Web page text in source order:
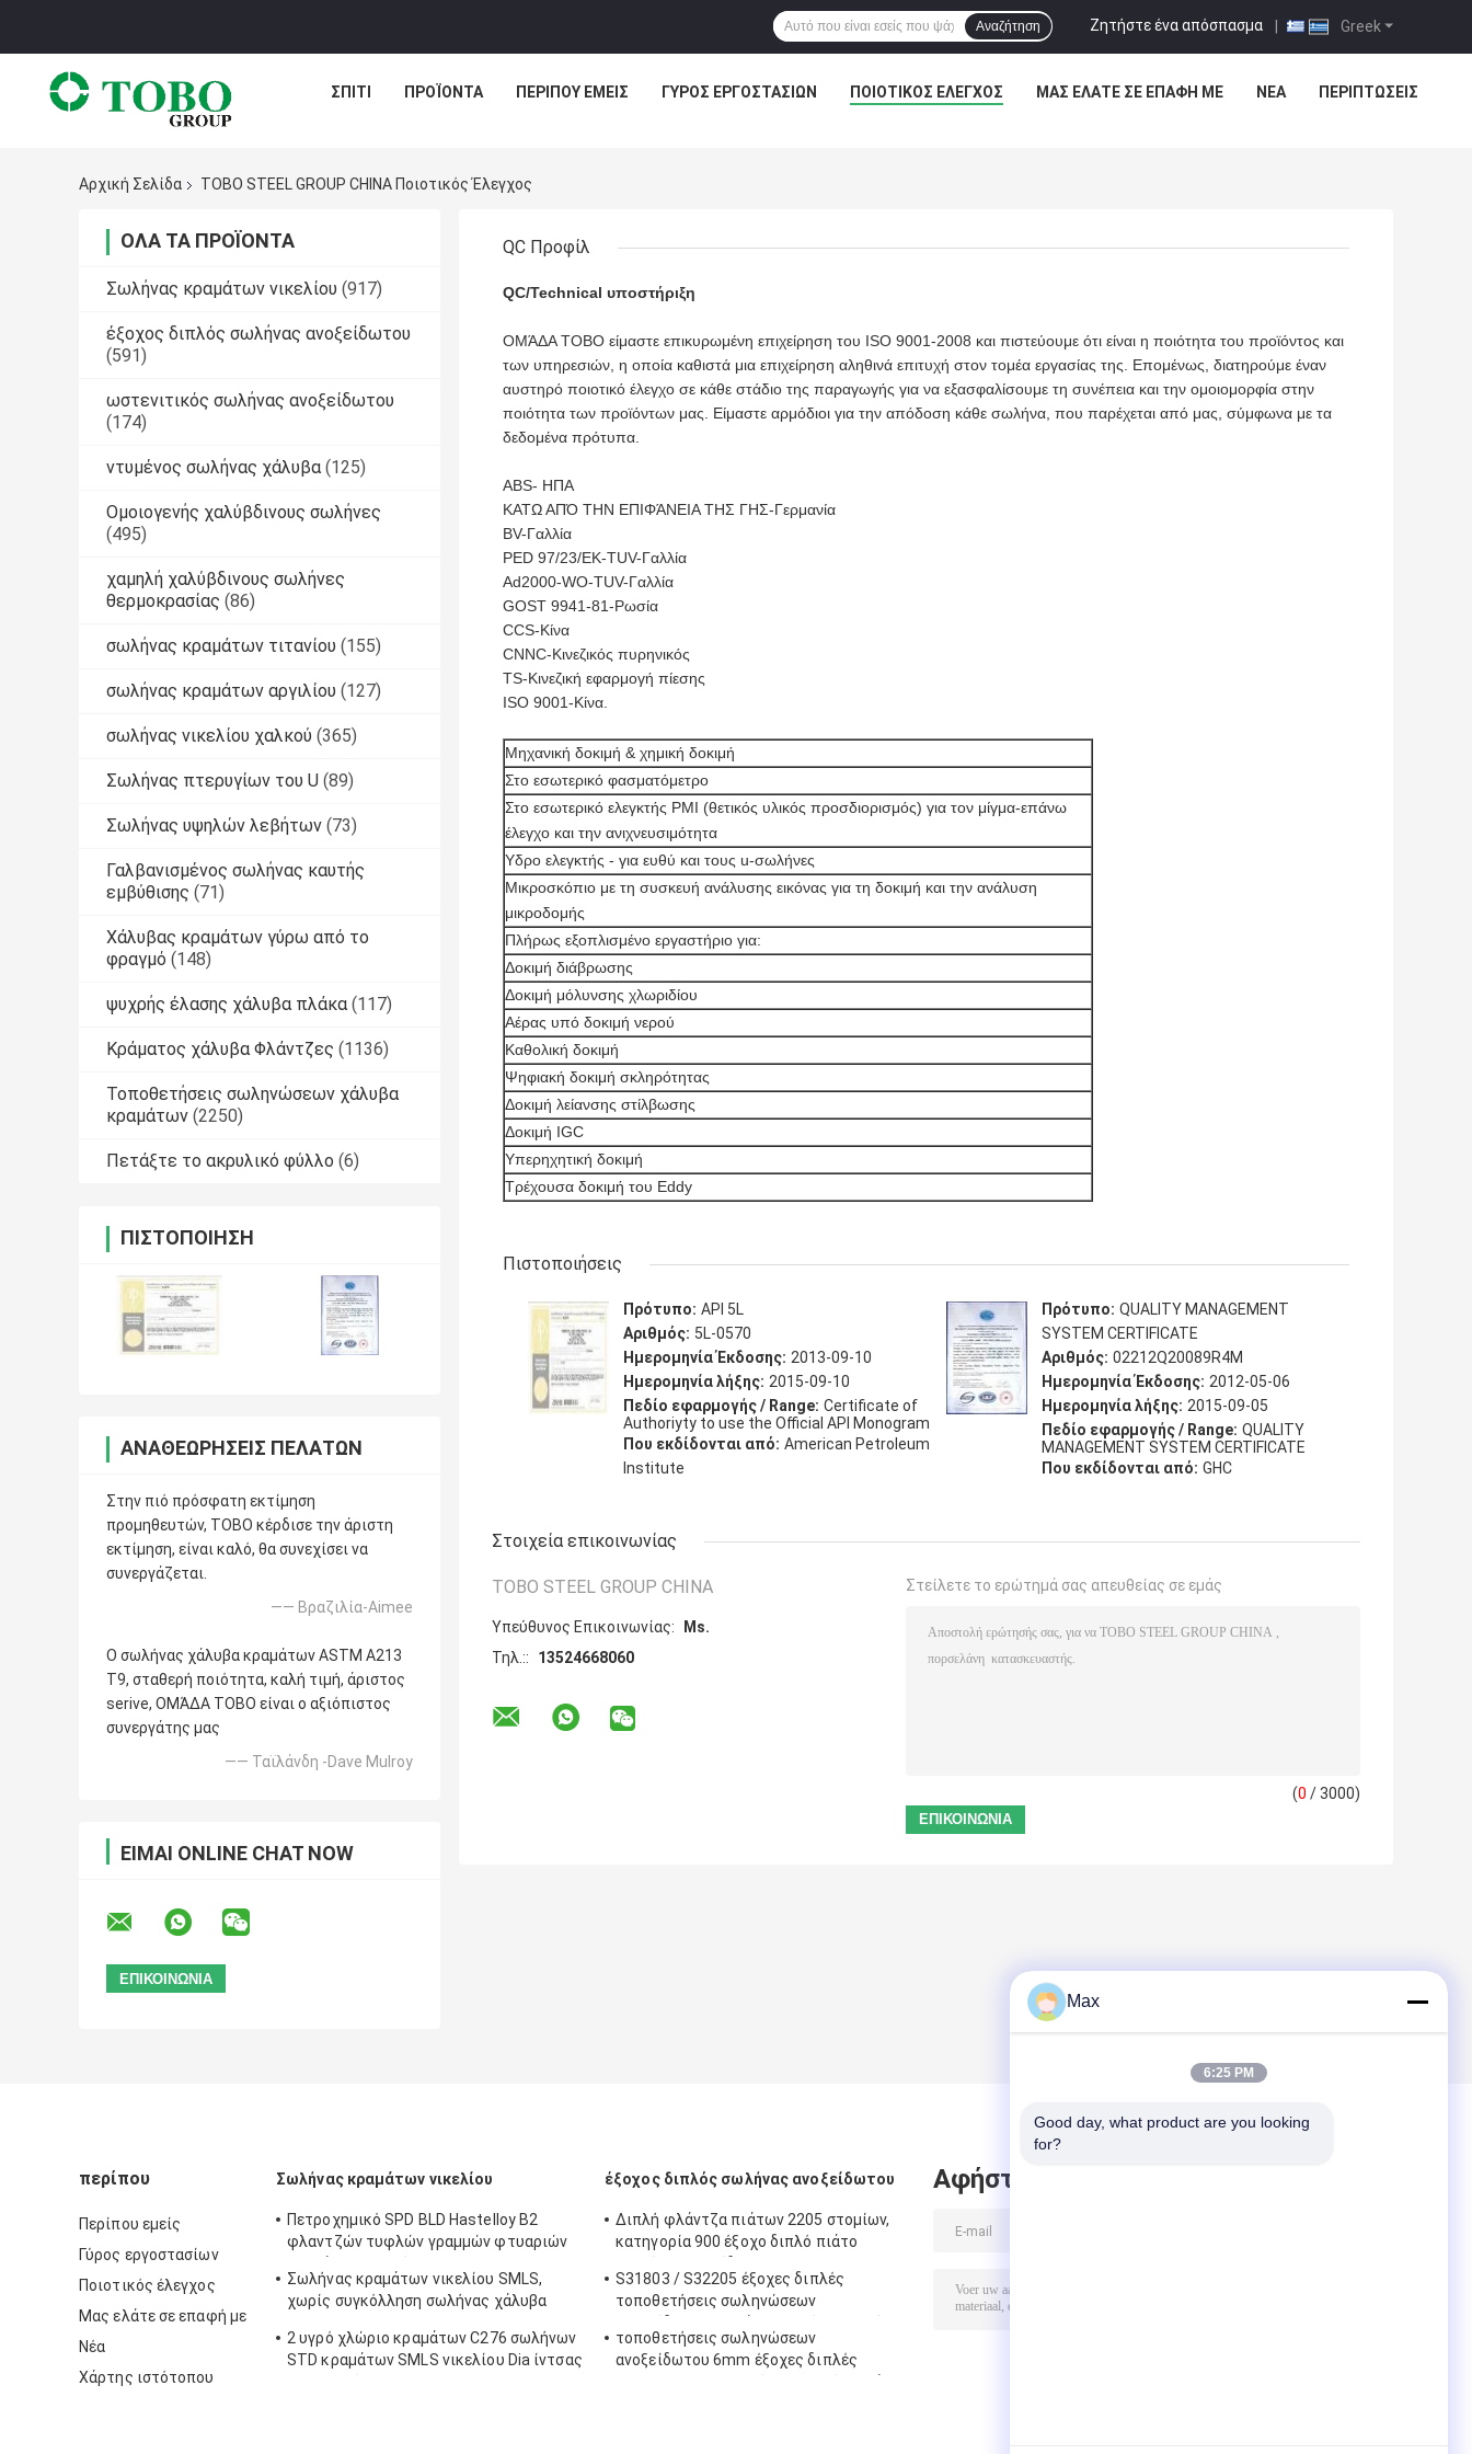
Greek
Ζητήστε ένα απόσπασμα |
Αναζήτηση
ΣΠΊΤΙ ΠΡΟΪΌΝΤΑ ΠΕΡΊΠΟΥ ΕΜΕΊΣ ΓΎΡΟΣ ΕΡΓΟΣΤΑΣΊΩΝ ΠΟΙΟΤΙΚΌΣ ΈΛΕΓΧΟΣ ΜΑΣ ΕΛΆΤΕ ΣΕ ΕΠΑΦΉ ΜΕ ΝΈΑ ΠΕΡΙΠΤΏΣΕΙΣ
Αρχική Σελίδα TOBO STEEL GROUP CHINA Ποιοτικός Έλεγχος
ΌΛΑ ΤΑ ΠΡΟΪΌΝΤΑ
Σωλήνας κραμάτων νικελίου (917)
έξοχος διπλός σωλήνας ανοξείδωτου
(591)
ωστενιτικός σωλήνας ανοξείδωτου
(174)
ντυμένος σωλήνας χάλυβα (125)
Ομοιογενής χαλύβδινους σωλήνες
(495)
χαμηλή χαλύβδινους σωλήνες
θερμοκρασίας (86)
σωλήνας κραμάτων τιτανίου (155)
σωλήνας κραμάτων αργιλίου (127)
σωλήνας νικελίου χαλκού (365)
Σωλήνας πτερυγίων του U (89)
Σωλήνας υψηλών λεβήτων (73)
Γαλβανισμένος σωλήνας καυτής
εμβύθισης (71)
Χάλυβας κραμάτων γύρω από το
φραγμό (148)
ψυχρής έλασης χάλυβα πλάκα (117)
Κράματος χάλυβα Φλάντζες (1136)
Τοποθετήσεις σωληνώσεων χάλυβα
κραμάτων (2250)
Πετάξτε το ακρυλικό φύλλο (6)
ΠΙΣΤΟΠΟΊΗΣΗ
ΑΝΑΘΕΩΡΉΣΕΙΣ ΠΕΛΑΤΏΝ
Στην πιό πρόσφατη εκτίμηση
προμηθευτών, TOBO κέρδισε την άριστη
εκτίμηση, είναι καλό, θα συνεχίσει να
συνεργάζεται.
—— Βραζιλία-Aimee
Ο σωλήνας χάλυβα κραμάτων ASTM A213
T9, σταθερή ποιότητα, καλή τιμή, άριστος
serive, ΟΜΆΔΑ TOBO είναι ο αξιόπιστος
συνεργάτης μας
—— Ταϊλάνδη -Dave Mulroy
ΕΊΜΑΙ ONLINE CHAT NOW
QC Προφίλ
QC/Technical υποστήριξη
ΟΜΆΔΑ TOBO είμαστε επικυρωμένη επιχείρηση του ISO 9001-2008 και πιστεύουμε ότι είναι η ποιότητα του προϊόντος και
των υπηρεσιών, η οποία καθιστά μια επιχείρηση αληθινά επιτυχή στον τομέα εργασίας της. Επομένως, διατηρούμε έναν
αυστηρό ποιοτικό έλεγχο σε κάθε στάδιο της παραγωγής για να εξασφαλίσουμε τη συνέπεια και την ομοιομορφία στην
ποιότητα των προϊόντων μας. Είμαστε αρμόδιοι για την απόδοση κάθε σωλήνα, που παρέχεται από μας, σύμφωνα με τα
δεδομένα πρότυπα.
ABS- ΗΠΑ
ΚΑΤΩ ΑΠΌ ΤΗΝ ΕΠΙΦΆΝΕΙΑ ΤΗΣ ΓΗΣ-Γερμανία
BV-Γαλλία
PED 97/23/ΕΚ-TUV-Γαλλία
Ad2000-WO-TUV-Γαλλία
GOST 9941-81-Ρωσία
CCS-Κίνα
CNNC-Κινεζικός πυρηνικός
TS-Κινεζική εφαρμογή πίεσης
ISO 9001-Κίνα.
Μηχανική δοκιμή & χημική δοκιμή
Στο εσωτερικό φασματόμετρο
Στο εσωτερικό ελεγκτής PMI (θετικός υλικός προσδιορισμός) για τον μίγμα-επάνω
έλεγχο και την ανιχνευσιμότητα
Υδρο ελεγκτής - για ευθύ και τους u-σωλήνες
Μικροσκόπιο με τη συσκευή ανάλυσης εικόνας για τη δοκιμή και την ανάλυση
μικροδομής
Πλήρως εξοπλισμένο εργαστήριο για:
Δοκιμή διάβρωσης
Δοκιμή μόλυνσης χλωριδίου
Αέρας υπό δοκιμή νερού
Καθολική δοκιμή
Ψηφιακή δοκιμή σκληρότητας
Δοκιμή λείανσης στίλβωσης
Δοκιμή IGC
Υπερηχητική δοκιμή
Τρέχουσα δοκιμή του Eddy
Πιστοποιήσεις
Πρότυπο: API 5L
Αριθμός: 5L-0570
Ημερομηνία Έκδοσης: 2013-09-10
Ημερομηνία λήξης: 2015-09-10
Πεδίο εφαρμογής / Range: Certificate of
Authoriyty to use the Official API Monogram
Που εκδίδονται από: American Petroleum
Institute
Πρότυπο: QUALITY MANAGEMENT
SYSTEM CERTIFICATE
Αριθμός: 02212Q20089R4M
Ημερομηνία Έκδοσης: 2012-05-06
Ημερομηνία λήξης: 2015-09-05
Πεδίο εφαρμογής / Range: QUALITY
MANAGEMENT SYSTEM CERTIFICATE
Που εκδίδονται από: GHC
Στοιχεία επικοινωνίας
TOBO STEEL GROUP CHINA
Υπεύθυνος Επικοινωνίας:
Ms.
Τηλ.::
13524668060
Στείλετε το ερώτημά σας απευθείας σε εμάς
(0 / 3000)
περίπου
Περίπου εμείς
Γύρος εργοστασίων
Ποιοτικός έλεγχος
Μας ελάτε σε επαφή με
Νέα
Χάρτης ιστότοπου
Σωλήνας κραμάτων νικελίου
Πετροχημικό SPD BLD Hastelloy B2
φλαντζών τυφλών γραμμών φτυαριών
Σωλήνας κραμάτων νικελίου SMLS,
χωρίς συγκόλληση σωλήνας χάλυβα
2 υγρό χλώριο κραμάτων C276 σωλήνων
STD κραμάτων SMLS νικελίου Dia ίντσας
έξοχος διπλός σωλήνας ανοξείδωτου
Διπλή φλάντζα πιάτων 2205 στομίων,
κατηγορία 900 έξοχο διπλό πιάτο
S31803 / S32205 έξοχες διπλές
τοποθετήσεις σωληνώσεων
αγκώνων ανοξείδωτου
τοποθετήσεις σωληνώσεων
ανοξείδωτου 6mm έξοχες διπλές
Αφήστε μήνυμα
Max
6:25 PM
Good day, what product are you looking
for?